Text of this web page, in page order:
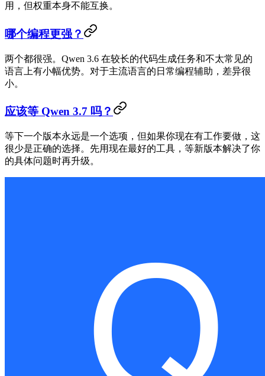
用，但权重本身不能互换。
哪个编程更强？
两个都很强。Qwen 3.6 在较长的代码生成任务和不太常见的
语言上有小幅优势。对于主流语言的日常编程辅助，差异很
小。
应该等 Qwen 3.7 吗？
等下一个版本永远是一个选项，但如果你现在有工作要做，这
很少是正确的选择。先用现在最好的工具，等新版本解决了你
的具体问题时再升级。